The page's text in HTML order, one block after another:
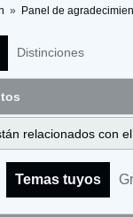
» Panel de
Distinciones
relacionados con
Temas tuyos